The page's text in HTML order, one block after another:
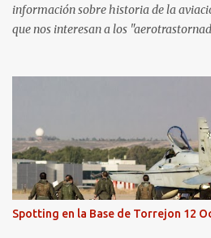
información sobre historia de la
que nos interesan a los
Aerospotters Principado a una genial
aeródromo de La Morgal (todavía no
procesar esas imágenes). Al día
Gijón . He aquí algunas de las tomas
domingo.
Spotting en la Base de Torrejon 12